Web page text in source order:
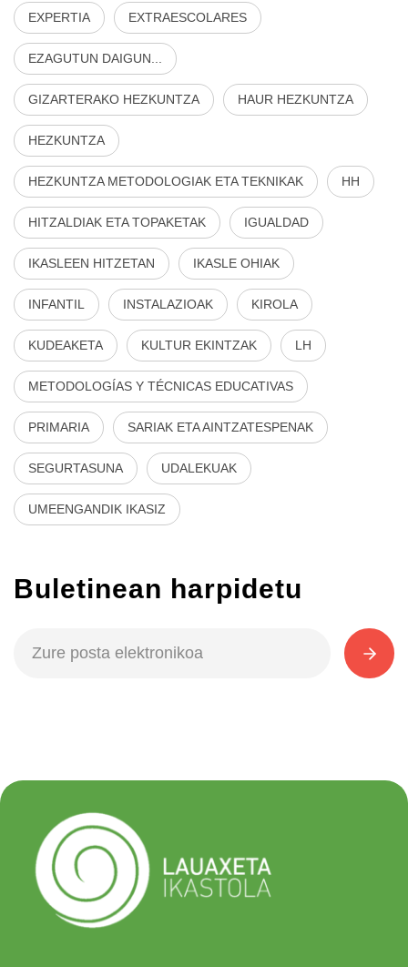
EXPERTIA EXTRAESCOLARES
EZAGUTUN DAIGUN...
GIZARTERAKO HEZKUNTZA HAUR HEZKUNTZA
HEZKUNTZA
HEZKUNTZA METODOLOGIAK ETA TEKNIKAK HH
HITZALDIAK ETA TOPAKETAK IGUALDAD
IKASLEEN HITZETAN IKASLE OHIAK
INFANTIL INSTALAZIOAK KIROLA
KUDEAKETA KULTUR EKINTZAK LH
METODOLOGÍAS Y TÉCNICAS EDUCATIVAS
PRIMARIA SARIAK ETA AINTZATESPENAK
SEGURTASUNA UDALEKUAK
UMEENGANDIK IKASIZ
Buletinean harpidetu